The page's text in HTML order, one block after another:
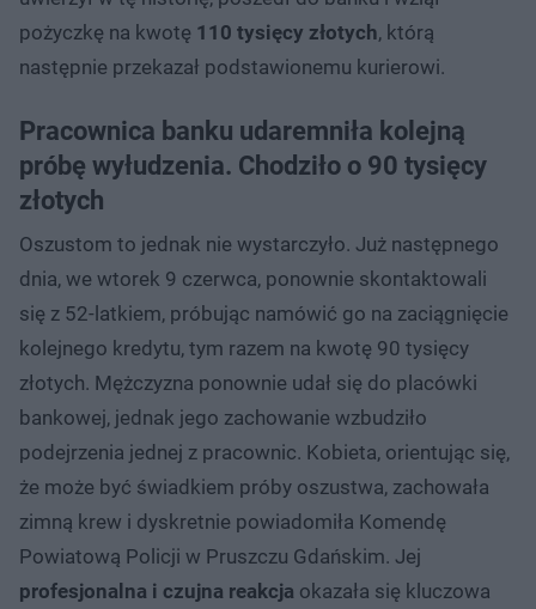
pożyczkę na kwotę 110 tysięcy złotych, którą
następnie przekazał podstawionemu kurierowi.
Pracownica banku udaremniła kolejną
próbę wyłudzenia. Chodziło o 90 tysięcy
złotych
Oszustom to jednak nie wystarczyło. Już następnego
dnia, we wtorek 9 czerwca, ponownie skontaktowali
się z 52-latkiem, próbując namówić go na zaciągnięcie
kolejnego kredytu, tym razem na kwotę 90 tysięcy
złotych. Mężczyzna ponownie udał się do placówki
bankowej, jednak jego zachowanie wzbudziło
podejrzenia jednej z pracownic. Kobieta, orientując się,
że może być świadkiem próby oszustwa, zachowała
zimną krew i dyskretnie powiadomiła Komendę
Powiatową Policji w Pruszczu Gdańskim. Jej
profesjonalna i czujna reakcja okazała się kluczowa